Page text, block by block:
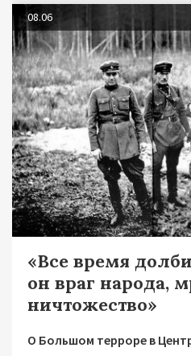
08.06
«Все время
он враг народа,
ничтожество»
О Большом терроре в